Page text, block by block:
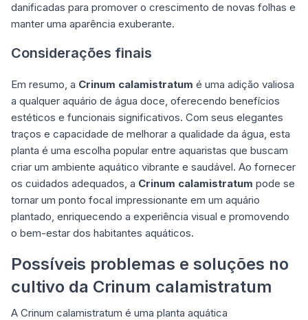
danificadas para promover o crescimento de novas folhas e
manter uma aparência exuberante.
Considerações finais
Em resumo, a Crinum calamistratum é uma adição valiosa
a qualquer aquário de água doce, oferecendo benefícios
estéticos e funcionais significativos. Com seus elegantes
traços e capacidade de melhorar a qualidade da água, esta
planta é uma escolha popular entre aquaristas que buscam
criar um ambiente aquático vibrante e saudável. Ao fornecer
os cuidados adequados, a Crinum calamistratum pode se
tornar um ponto focal impressionante em um aquário
plantado, enriquecendo a experiência visual e promovendo
o bem-estar dos habitantes aquáticos.
Possíveis problemas e soluções no
cultivo da Crinum calamistratum
A Crinum calamistratum é uma planta aquática